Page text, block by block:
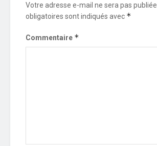
Votre adresse e-mail ne sera pas publiée.
obligatoires sont indiqués avec *
Commentaire *